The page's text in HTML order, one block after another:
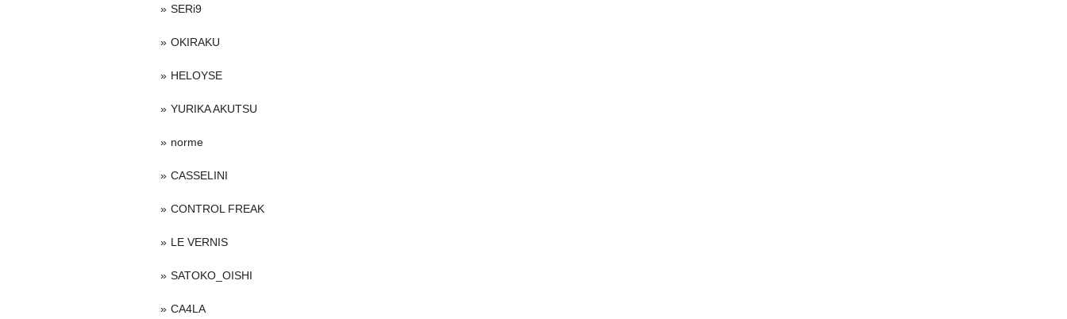
SERi9
OKIRAKU
HELOYSE
YURIKA AKUTSU
norme
CASSELINI
CONTROL FREAK
LE VERNIS
SATOKO_OISHI
CA4LA